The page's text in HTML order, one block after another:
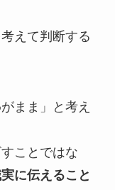
えて判断する
まま」と考え
ことではな
に伝えること